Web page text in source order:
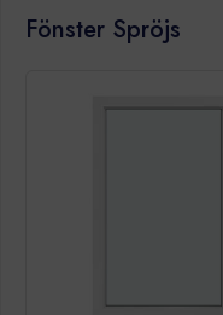
Fönster Spröjs